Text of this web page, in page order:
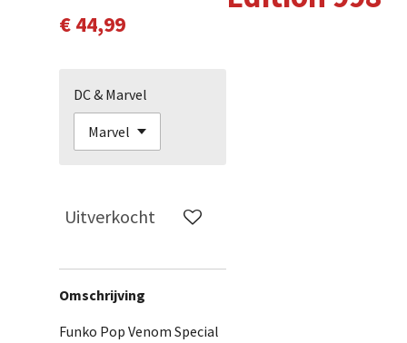
€ 44,99
DC & Marvel
Uitverkocht
Omschrijving
Funko Pop Venom Special